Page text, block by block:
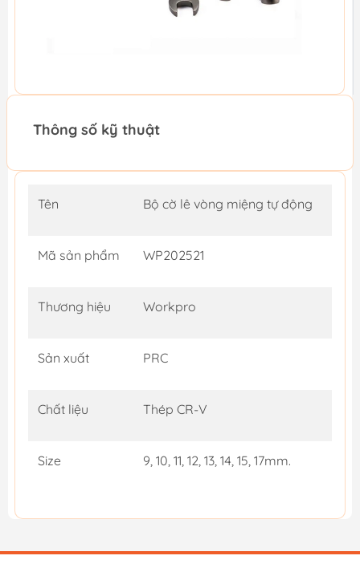
Thông số kỹ thuật
Tên Bộ cờ lê vòng miệng tự động
Mã sản phẩm WP202521
Thương hiệu Workpro
Sản xuất PRC
Chất liệu Thép CR-V
Size 9, 10, 11, 12, 13, 14, 15, 17mm.